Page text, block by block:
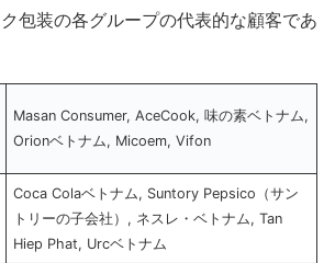
包装の各グループの代表的な顧客であ
Masan Consumer, AceCook, 味の素ベトナム,
Orionベトナム, Micoem, Vifon
Coca Colaベトナム, Suntory Pepsico（サン
トリーの子会社）, ネスレ・ベトナム, Tan
Hiep Phat, Urcベトナム